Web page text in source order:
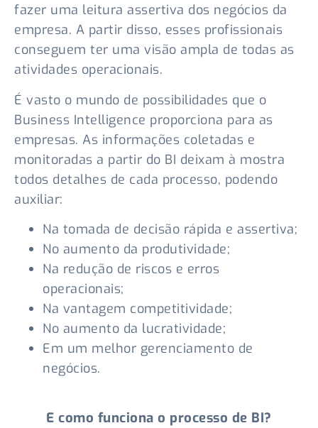
fazer uma leitura assertiva dos negócios da
empresa. A partir disso, esses profissionais
conseguem ter uma visão ampla de todas as
atividades operacionais.
É vasto o mundo de possibilidades que o
Business Intelligence proporciona para as
empresas. As informações coletadas e
monitoradas a partir do BI deixam à mostra
todos detalhes de cada processo, podendo
auxiliar:
Na tomada de decisão rápida e assertiva;
No aumento da produtividade;
Na redução de riscos e erros
operacionais;
Na vantagem competitividade;
No aumento da lucratividade;
Em um melhor gerenciamento de
negócios.
E como funciona o processo de BI?